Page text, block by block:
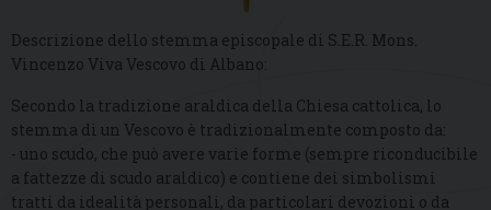
Descrizione dello stemma episcopale di S.E.R. Mons.
Vincenzo Viva Vescovo di Albano:
Secondo la tradizione araldica della Chiesa cattolica, lo
stemma di un Vescovo è tradizionalmente composto da:
- uno scudo, che può avere varie forme (sempre riconducibile
a fattezze di scudo araldico) e contiene dei simbolismi
tratti da idealità personali, da particolari devozioni o da